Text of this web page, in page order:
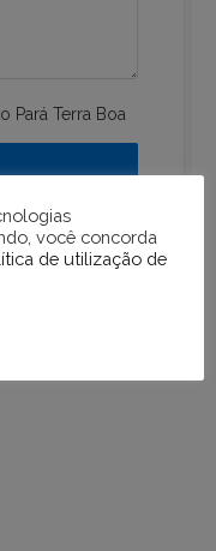
Pará Terra Boa
você concorda
de utilização de